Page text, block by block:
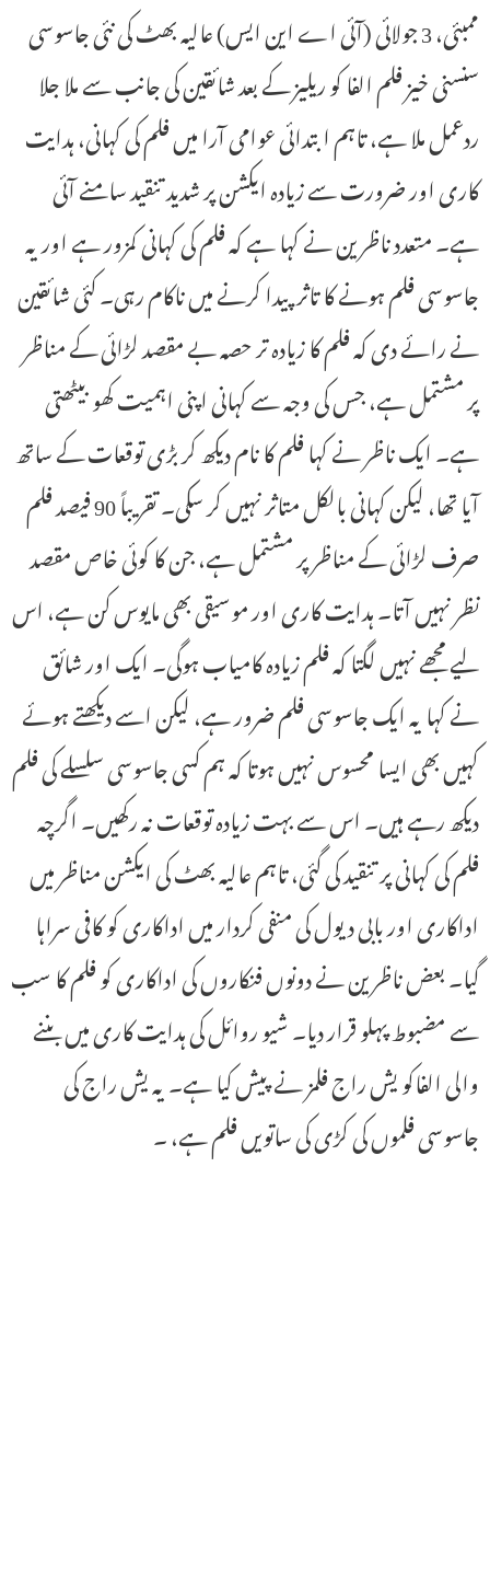
ممبئی، 3 جولائی (آئی اے این ایس) عالیہ بھٹ کی نئی جاسوسی
سنسنی خیز فلم الفا کو ریلیز کے بعد شائقین کی جانب سے ملا جلا
ردعمل ملا ہے، تاہم ابتدائی عوامی آرا میں فلم کی کہانی، ہدایت
کاری اور ضرورت سے زیادہ ایکشن پر شدید تنقید سامنے آئی
ہے۔ متعدد ناظرین نے کہا ہے کہ فلم کی کہانی کمزور ہے اور یہ
جاسوسی فلم ہونے کا تاثر پیدا کرنے میں ناکام رہی۔ کئی شائقین
نے رائے دی کہ فلم کا زیادہ تر حصہ بے مقصد لڑائی کے مناظر
پر مشتمل ہے، جس کی وجہ سے کہانی اپنی اہمیت کھو بیٹھتی
ہے۔ ایک ناظر نے کہا فلم کا نام دیکھ کر بڑی توقعات کے ساتھ
آیا تھا، لیکن کہانی بالکل متاثر نہیں کر سکی۔ تقریباً 90 فیصد فلم
صرف لڑائی کے مناظر پر مشتمل ہے، جن کا کوئی خاص مقصد
نظر نہیں آتا۔ ہدایت کاری اور موسیقی بھی مایوس کن ہے، اس
لیے مجھے نہیں لگتا کہ فلم زیادہ کامیاب ہوگی۔ ایک اور شائق
نے کہا یہ ایک جاسوسی فلم ضرور ہے، لیکن اسے دیکھتے ہوئے
کہیں بھی ایسا محسوس نہیں ہوتا کہ ہم کسی جاسوسی سلسلے کی فلم
دیکھ رہے ہیں۔ اس سے بہت زیادہ توقعات نہ رکھیں۔ اگرچہ
فلم کی کہانی پر تنقید کی گئی، تاہم عالیہ بھٹ کی ایکشن مناظر میں
اداکاری اور بابی دیول کی منفی کردار میں اداکاری کو کافی سراہا
گیا۔ بعض ناظرین نے دونوں فنکاروں کی اداکاری کو فلم کا سب
سے مضبوط پہلو قرار دیا۔ شیو روائل کی ہدایت کاری میں بننے
والی الفاکو یش راج فلمز نے پیش کیا ہے۔ یہ یش راج کی
جاسوسی فلموں کی کڑی کی ساتویں فلم ہے، ۔